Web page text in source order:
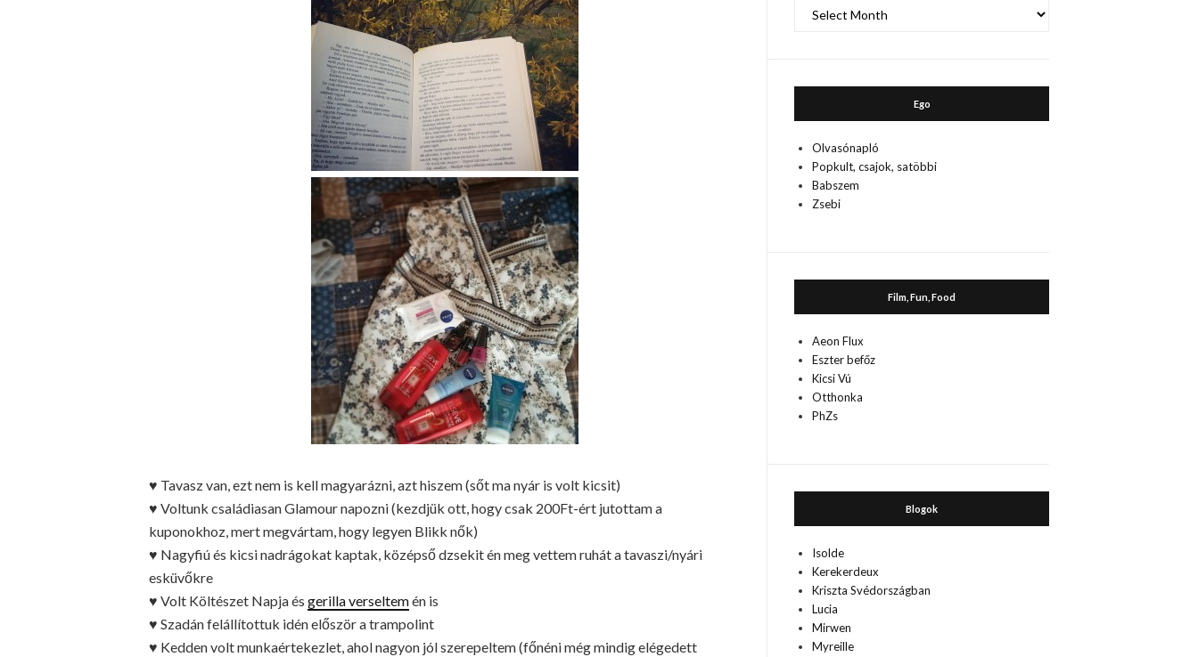
♥ Tavasz van, ezt nem is kell magyarázni, azt hiszem (sőt ma nyár is volt kicsit)
♥ Voltunk családiasan Glamour napozni (kezdjük ott, hogy csak 200Ft-ért jutottam a
kuponokhoz, mert megvártam, hogy legyen Blikk nők)
♥ Nagyfiú és kicsi nadrágokat kaptak, középső dzsekit én meg vettem ruhát a tavaszi/nyári
esküvőkre
♥ Volt Költészet Napja és gerilla verseltemén is
♥ Szadán felállítottuk idén először a trampolint
♥ Kedden volt munkaértekezlet, ahol nagyon jól szerepeltem (főnéni még mindig elégedett
múlt
Ego
Olvasónapló
Popkult, csajok, satöbbi
Babszem
Zsebi
Film, Fun, Food
Aeon Flux
Eszter befőz
Kicsi Vú
Otthonka
PhZs
Blogok
Isolde
Kerekerdeux
Kriszta Svédországban
Lucia
Mirwen
Myreille